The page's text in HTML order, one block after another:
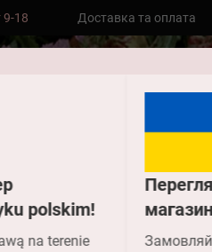
polskim!
na terenie
18
НП
Доставка та оплата